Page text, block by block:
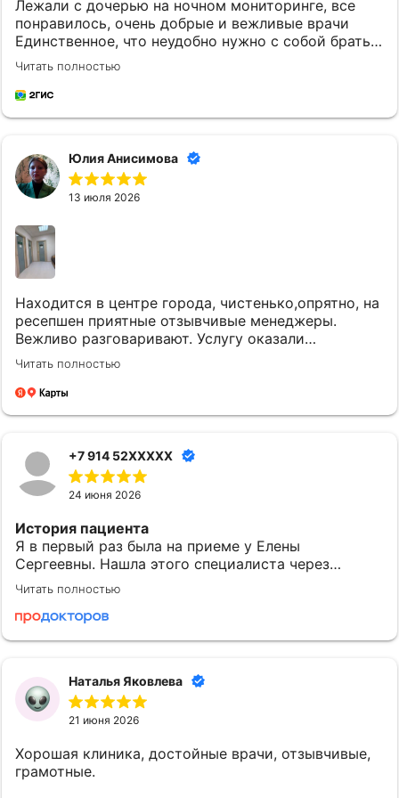
Лежали с дочерью на ночном мониторинге, все
понравилось, очень добрые и вежливые врачи
Единственное, что неудобно нужно с собой брать
постельное белье и маленькому ребенку
кипяченую воду
Читать полностью
Юлия Анисимова
13 июля 2026
Находится в центре города, чистенько,опрятно, на
ресепшен приятные отзывчивые менеджеры.
Вежливо разговаривают. Услугу оказали
качественно и вовремя. Однозначно придем еще.
Читать полностью
+7 914 52XXXXX
24 июня 2026
История пациента
Я в первый раз была на приеме у Елены
Сергеевны. Нашла этого специалиста через
приложение МедТочка. При выборе обратила
внимание на ее профессионализм. Перед
исследованием были предоставлены одноразовые
Могу сказать, что после посещения доктора
Субочевой Е.С. у меня остались хорошие
впечатления. Врач показалась доброжелательной.
началась в назначенное время. Елена Сергеевна
провела со мной приблизительно 15-20 минут, и в
Читать полностью
Наталья Яковлева
21 июня 2026
Хорошая клиника, достойные врачи, отзывчивые,
грамотные.